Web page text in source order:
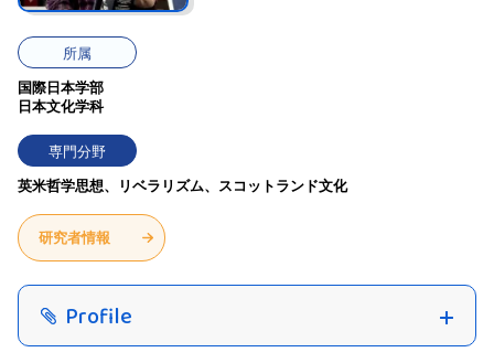
所属
国際日本学部
日本文化学科
専門分野
英米哲学思想、リベラリズム、スコットランド文化
研究者情報
Profile